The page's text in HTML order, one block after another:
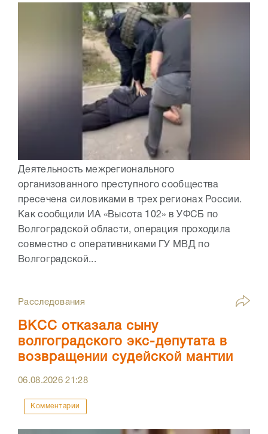
Деятельность межрегионального
организованного преступного сообщества
пресечена силовиками в трех регионах России.
Как сообщили ИА «Высота 102» в УФСБ по
Волгоградской области, операция проходила
совместно с оперативниками ГУ МВД по
Волгоградской...
Расследования
ВКСС отказала сыну
волгоградского экс-депутата в
возвращении судейской мантии
06.08.202621:28
Комментарии